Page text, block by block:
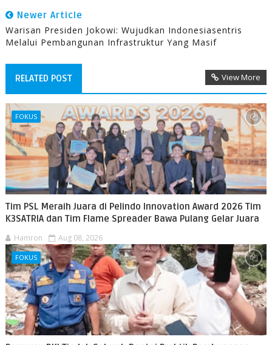
Newer Article
Warisan Presiden Jokowi: Wujudkan Indonesiasentris
Melalui Pembangunan Infrastruktur Yang Masif
RELATED POST View More
FOKUS
Tim PSL Meraih Juara di Pelindo Innovation Award 2026 Tim
K3SATRIA dan Tim Flame Spreader Bawa Pulang Gelar Juara
Hamron Aug 08, 2026
FOKUS